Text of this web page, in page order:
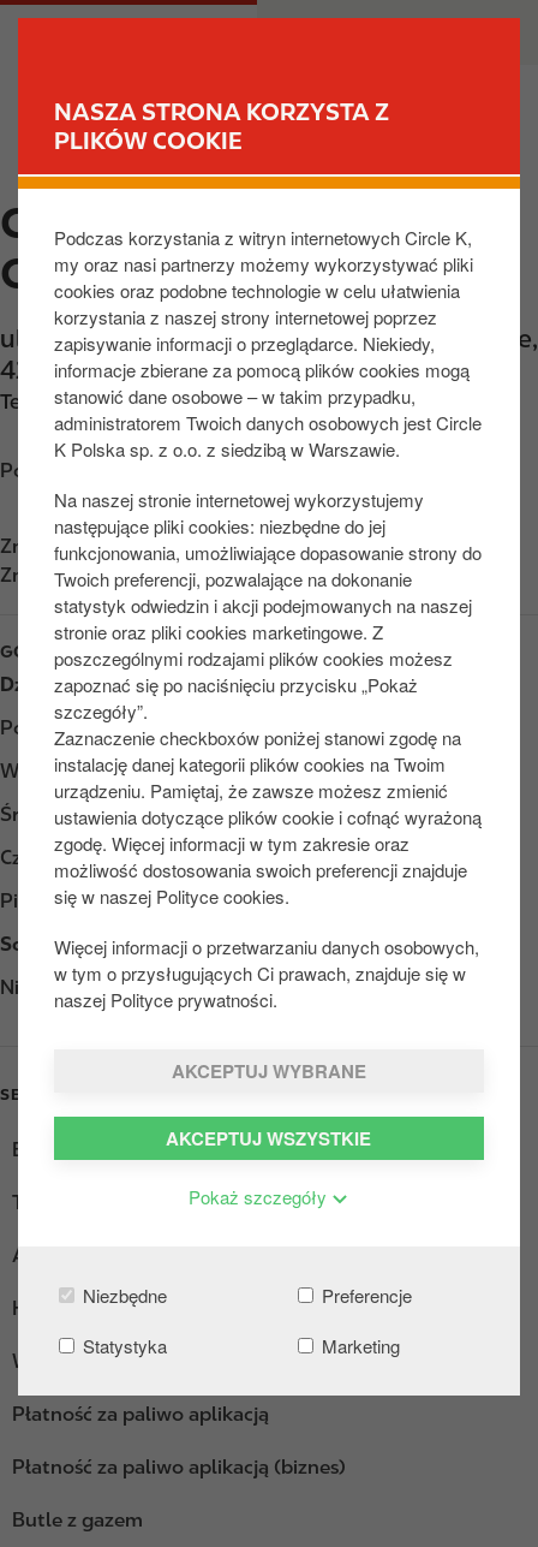
NASZA STRONA KORZYSTA Z
PLIKÓW COOKIE
Podczas korzystania z witryn internetowych Circle K,
my oraz nasi partnerzy możemy wykorzystywać pliki
cookies oraz podobne technologie w celu ułatwienia
korzystania z naszej strony internetowej poprzez
zapisywanie informacji o przeglądarce. Niekiedy,
informacje zbierane za pomocą plików cookies mogą
stanowić dane osobowe – w takim przypadku,
administratorem Twoich danych osobowych jest Circle
K Polska sp. z o.o. z siedzibą w Warszawie.
Na naszej stronie internetowej wykorzystujemy
następujące pliki cookies: niezbędne do jej
funkcjonowania, umożliwiające dopasowanie strony do
Twoich preferencji, pozwalające na dokonanie
statystyk odwiedzin i akcji podejmowanych na naszej
stronie oraz pliki cookies marketingowe. Z
poszczególnymi rodzajami plików cookies możesz
zapoznać się po naciśnięciu przycisku „Pokaż
szczegóły”.
Zaznaczenie checkboxów poniżej stanowi zgodę na
instalację danej kategorii plików cookies na Twoim
urządzeniu. Pamiętaj, że zawsze możesz zmienić
ustawienia dotyczące plików cookie i cofnąć wyrażoną
zgodę. Więcej informacji w tym zakresie oraz
możliwość dostosowania swoich preferencji znajduje
się w naszej Polityce cookies.
Więcej informacji o przetwarzaniu danych osobowych,
w tym o przysługujących Ci prawach, znajduje się w
naszej Polityce prywatności.
AKCEPTUJ WYBRANE
AKCEPTUJ WSZYSTKIE
Pokaż szczegóły
Niezbędne
Preferencje
Statystyka
Marketing
d
o
t
e
ś
c
M
v
CIRCLE K ZAWIERCIE,
OBRONCOW POCZTY
ul. Obrońców Poczty Gdańskiej 20,Zawiercie,
42-400,PL
Telefon: +48326718909
Poznaj wskazówki dojazdu
Znajdź nas naApp Store
Znajdź nas naGoogle Play
GODZINY OTWARCIA
Dzień
Opening hours
Poniedziałek
Otwarte 24/7
Wtorek
Otwarte 24/7
Środa
Otwarte 24/7
Czwartek
Otwarte 24/7
Piątek
Otwarte 24/7
Sobota
Otwarte 24/7
Niedziela
Otwarte 24/7
SERVICES
Ekspres do kawy
Truck Diesel
AdBlue pakowane
Hot Dogi
Wi-Fi
Płatność za paliwo aplikacją
Płatność za paliwo aplikacją (biznes)
Butle z gazem